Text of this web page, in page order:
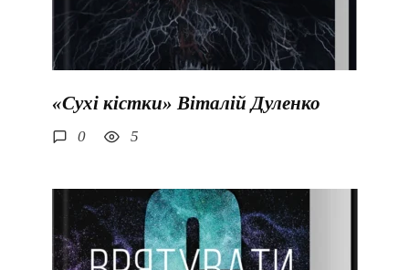
«Сухі кістки» Віталій Дуленко
0 5